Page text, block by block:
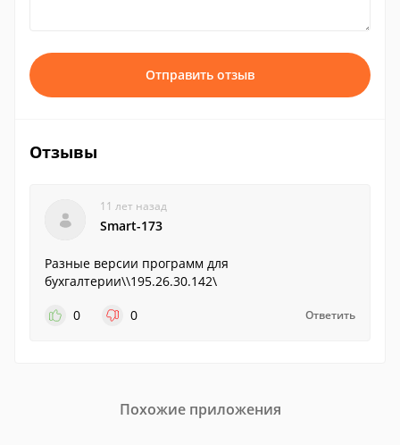
Отправить отзыв
Отзывы
11 лет назад
Smart-173
Разные версии программ для
бухгалтерии\\195.26.30.142\
0
0 Ответить
Похожие приложения